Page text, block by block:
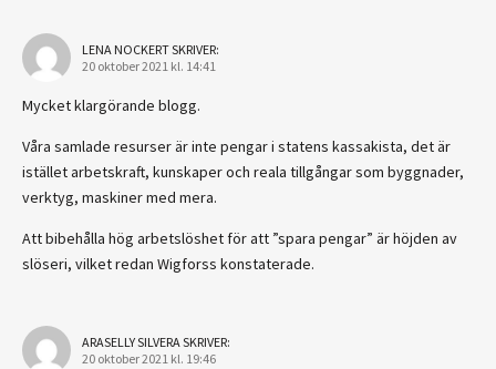
LENA NOCKERTSKRIVER:
20 oktober 2021 kl. 14:41
Mycket klargörande blogg.
Våra samlade resurser är inte pengar i statens kassakista, det är
istället arbetskraft, kunskaper och reala tillgångar som byggnader,
verktyg, maskiner med mera.
Att bibehålla hög arbetslöshet för att ”spara pengar” är höjden av
slöseri, vilket redan Wigforss konstaterade.
ARASELLY SILVERASKRIVER:
20 oktober 2021 kl. 19:46